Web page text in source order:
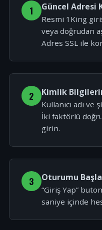
1 Güncel Adresi
Resmi 1King
veya doğrudan
Adres SSL ile
2 Kimlik
Kullanıcı adı
İki faktörlü
girin.
3 Oturumu
“Giriş Yap”
saniye içinde